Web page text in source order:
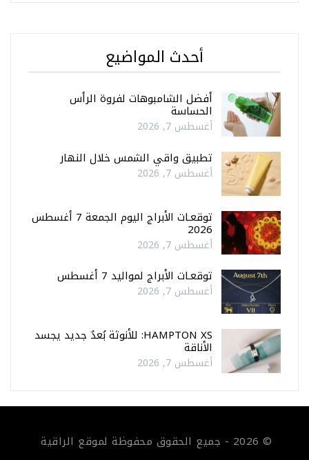
أحدث المواضيع
أفضل الشامبوهات لفروة الرأس
الحساسة
أغسطس 7, 2026
تطبيق واقي الشمس خلال النهار
أغسطس 7, 2026
توقعـات الأبراج اليوم الجمعة 7 أغسطس
2026
أغسطس 7, 2026
توقعـات الأبراج لمواليد 7 أغسطس
أغسطس 7, 2026
HAMPTON XS: للأنوثة بُعدٌ جديد يجسد
الأناقة
أغسطس 7, 2026
© 2026 - جميع الحقوق محفوظة لموقع الراقية